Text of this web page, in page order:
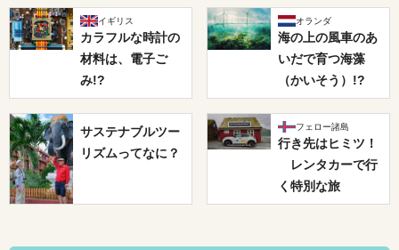
イギリス
カラフルな時計の
材料は、電子ご
み!?
オランダ
海の上の風車のあ
いだで育つ海藻
（かいそう）!?
サステナブルツー
リズムってなに？
フェロー諸島
行き先はヒミツ！
レンタカーで行
く特別な旅